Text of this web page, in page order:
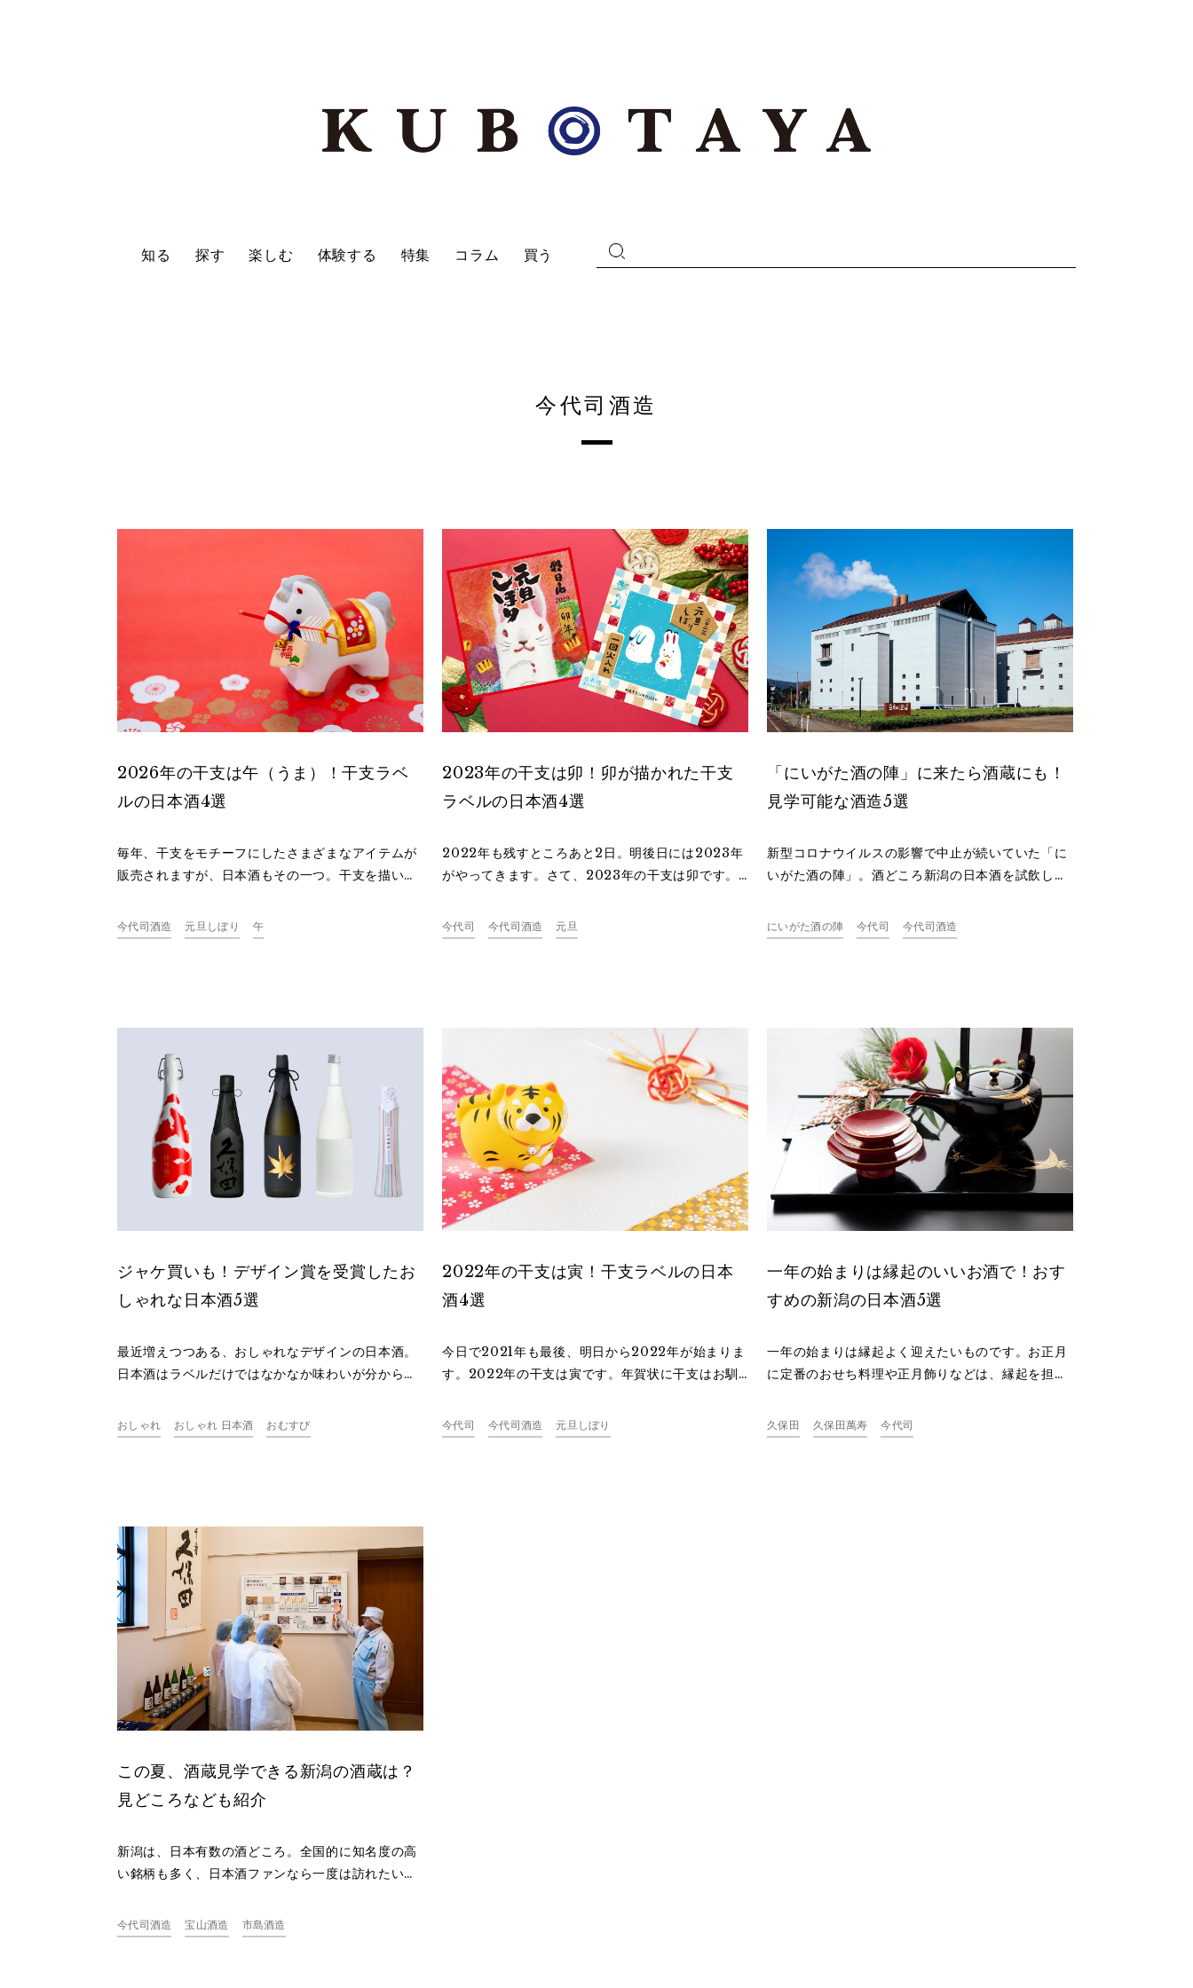
知る 探す 楽しむ 体験する 特集 コラム 買う
今代司酒造
2026年の干支は午（うま）！干支ラベ
ルの日本酒4選
毎年、干支をモチーフにしたさまざまなアイテムが
販売されますが、日本酒もその一つ。干支を描い
支が描かれた新潟の日本酒4選をご紹介します。
今代司酒造 元旦しぼり 午
2023年の干支は卯！卯が描かれた干支
ラベルの日本酒4選
2022年も残すところあと2日。明後日には2023年
がやってきます。さて、2023年の干支は卯です。
ムが販売されますが、日本酒もその一つ。干支を描
いた、この時期だけにしか味わえない日本酒が登場
今代司 今代司酒造 元旦
「にいがた酒の陣」に来たら酒蔵にも！
見学可能な酒造5選
新型コロナウイルスの影響で中止が続いていた「に
いがた酒の陣」。酒どころ新潟の日本酒を試飲し放
え、「にいがた酒の陣NEXT」として帰ってきま
す。そんな酒の陣で新潟に来たら、ぜひ酒蔵まで足
にいがた酒の陣 今代司 今代司酒造
ジャケ買いも！デザイン賞を受賞したお
しゃれな日本酒5選
最近増えつつある、おしゃれなデザインの日本酒。
日本酒はラベルだけではなかなか味わいが分からな
一つの手です。そこで、今回はデザイン賞を受賞し
たおしゃれな新潟の日本酒5本をご紹介します。
おしゃれ おしゃれ 日本酒 おむすび
2022年の干支は寅！干支ラベルの日本
酒4選
今日で2021年も最後、明日から2022年が始まりま
す。2022年の干支は寅です。年賀状に干支はお馴
にしたアイテムが販売されます。日本酒もその一
つ。干支を描いた、この時期だけにしか味わえない
今代司 今代司酒造 元旦しぼり
一年の始まりは縁起のいいお酒で！おす
すめの新潟の日本酒5選
一年の始まりは縁起よく迎えたいものです。お正月
に定番のおせち料理や正月飾りなどは、縁起を担い
のを味わいたいですね。お正月にぴったりの、縁起
のいい日本酒5選を紹介します。
久保田 久保田萬寿 今代司
この夏、酒蔵見学できる新潟の酒蔵は？
見どころなども紹介
新潟は、日本有数の酒どころ。全国的に知名度の高
い銘柄も多く、日本酒ファンなら一度は訪れたい場
イルス感染症の影響で、酒蔵見学を中止している蔵
も多くあります。この記事では、この夏酒蔵見学が
今代司酒造 宝山酒造 市島酒造